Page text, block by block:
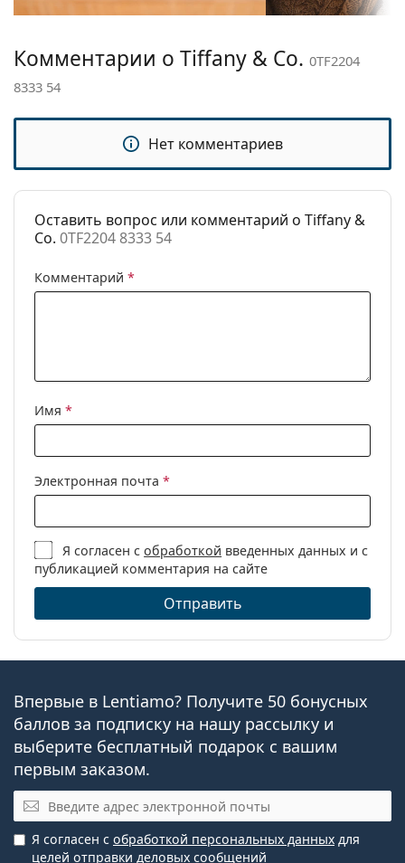
Вес:
100 г
Регулируемые
Футляр:
Да
Салфетка для
чистки:
Да
Другое
Пол:
Комментарии о Tiffany & Co. 0TF2204
8333 54
Нет комментариев
Оставить вопрос или комментарий о Tiffany &
Co. 0TF2204 8333 54
Комментарий *
Имя *
Электронная почта *
Я согласен собработкой введенных данных и с
публикацией комментария на сайте
Отправить
Впервые в Lentiamo? Получите 50 бонусных
баллов за подписку на нашу рассылку и
выберите бесплатный подарок с вашим
первым заказом.
Электронная почта
Я согласен с обработкой персональных данных для
целей отправки деловых сообщений